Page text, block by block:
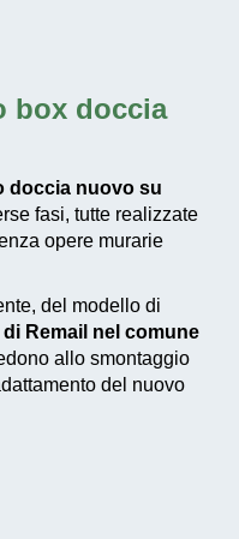
box doccia
doccia nuovo su
fasi, tutte realizzate
opere murarie
del modello di
Remail nel comune
allo smontaggio
del nuovo